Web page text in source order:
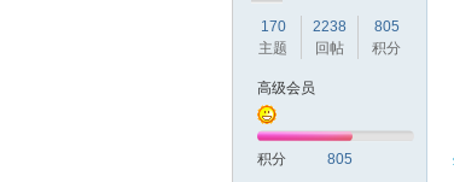
170
主题
2238
回帖
805
积分
高级会员
积分 805